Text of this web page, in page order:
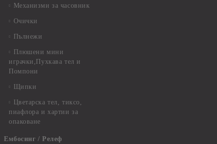
Механизми за часовник
Очички
Пълнежи
Плюшени мини
играчки,Пухкава тел и
Помпони
Щипки
Цветарска тел, тиксо,
пиафлора и хартии за
опаковане
Ембосинг / Релеф